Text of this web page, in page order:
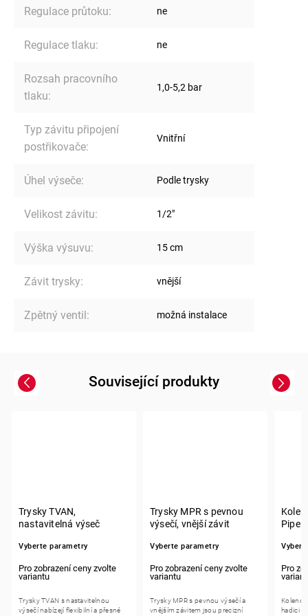
Regulace průtoku: ne
Regulace tlaku: ne
Rozsah pracovního
tlaku:
1,0-5,2 bar
Typ závitu připojení
postřikovače:
Vnitřní
Úhel výseče: Podle trysky
Velikost závitu: 1/2"
Výška výsuvu: 15 cm
Závit trysky: vnější
Zpětný ventil: možná instalace
Související produkty
Previous
Trysky TVAN,
nastavitelná výseč
Vyberte parametry
Trysky TVAN s nastavitelnou
výsečí nabízejí flexibilní a přesné
Trysky MPR s pevnou
výsečí, vnější závit
Vyberte parametry
Trysky MPR s pevnou výsečí a
vnějším závitem jsou precizní
Pipe
Koleno
hadici
Next